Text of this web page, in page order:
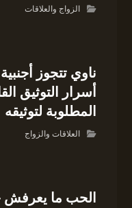
الزواج والعلاقات
ناوي تتجوز
أسرار التوثيق
المطلوبة لتوثيقه
العلاقات والزواج
الحب ما يعرفش